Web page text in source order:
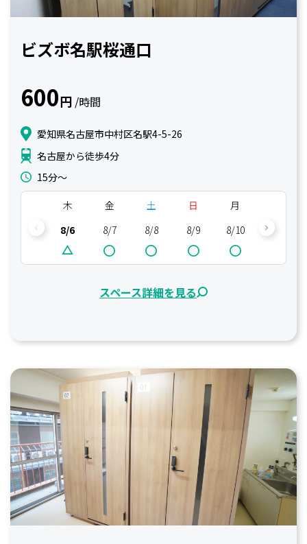
ビズボ名駅桜通口
600円 /時間
愛知県名古屋市中村区名駅4-5-26
名古屋から徒歩4分
15分〜
木
8/6
金
8/7
土
8/8
日
8/9
月
8/10
8/11
スペース詳細を見る